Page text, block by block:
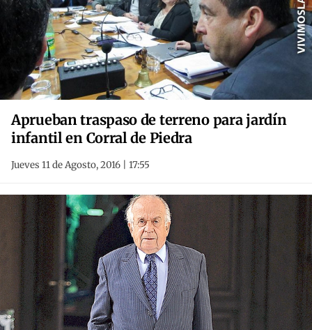
Aprueban traspaso de terreno para jardín
infantil en Corral de Piedra
Jueves 11 de Agosto, 2016 | 17:55